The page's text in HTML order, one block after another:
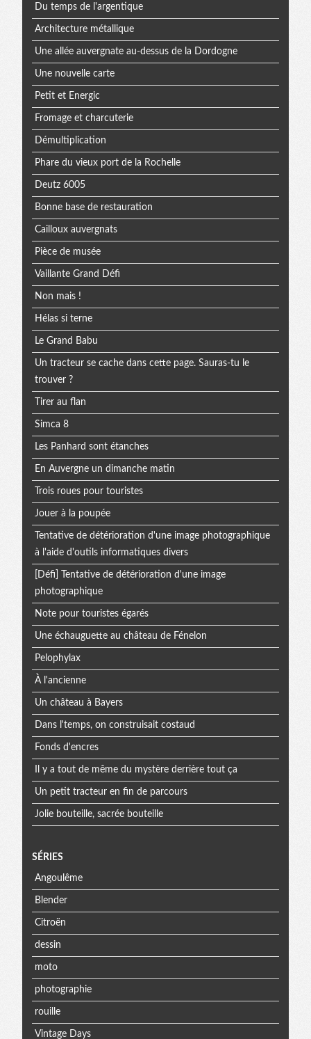
Du temps de l'argentique
Architecture métallique
Une allée auvergnate au-dessus de la Dordogne
Une nouvelle carte
Petit et Energic
Fromage et charcuterie
Démultiplication
Phare du vieux port de la Rochelle
Deutz 6005
Bonne base de restauration
Cailloux auvergnats
Pièce de musée
Vaillante Grand Défi
Non mais !
Hélas si terne
Le Grand Babu
Un tracteur se cache dans cette page. Sauras-tu le
trouver ?
Tirer au flan
Simca 8
Les Panhard sont étanches
En Auvergne un dimanche matin
Trois roues pour touristes
Jouer à la poupée
Tentative de détérioration d'une image photographique
à l'aide d'outils informatiques divers
[Défi] Tentative de détérioration d'une image
photographique
Note pour touristes égarés
Une échauguette au château de Fénelon
Pelophylax
À l'ancienne
Un château à Bayers
Dans l'temps, on construisait costaud
Fonds d'encres
Il y a tout de même du mystère derrière tout ça
Un petit tracteur en fin de parcours
Jolie bouteille, sacrée bouteille
SÉRIES
Angoulême
Blender
Citroën
dessin
moto
photographie
rouille
Vintage Days